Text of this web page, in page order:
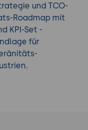
und TCO-
Roadmap mit
KPI-Set -
für